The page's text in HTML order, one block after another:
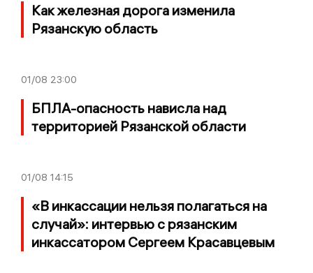
Как железная дорога изменила
Рязанскую область
01/08 23:00
БПЛА-опасность нависла над
территорией Рязанской области
01/08 14:15
«В инкассации нельзя полагаться на
случай»: интервью с рязанским
инкассатором Сергеем Красавцевым